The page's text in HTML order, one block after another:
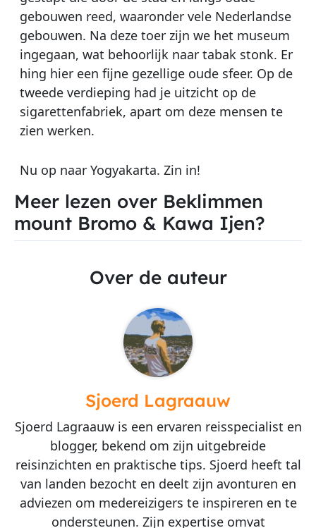
gebouwen reed, waaronder vele Nederlandse
gebouwen. Na deze toer zijn we het museum
ingegaan, wat behoorlijk naar tabak stonk. Er
hing hier een fijne gezellige oude sfeer. Op de
tweede verdieping had je uitzicht op de
sigarettenfabriek, apart om deze mensen te
zien werken.
Nu op naar Yogyakarta. Zin in!
Meer lezen over Beklimmen
mount Bromo & Kawa Ijen?
Over de auteur
Sjoerd Lagraauw
Sjoerd Lagraauw is een ervaren reisspecialist en
blogger, bekend om zijn uitgebreide
reisinzichten en praktische tips. Sjoerd heeft tal
van landen bezocht en deelt zijn avonturen en
adviezen om medereizigers te inspireren en te
ondersteunen. Zijn expertise omvat